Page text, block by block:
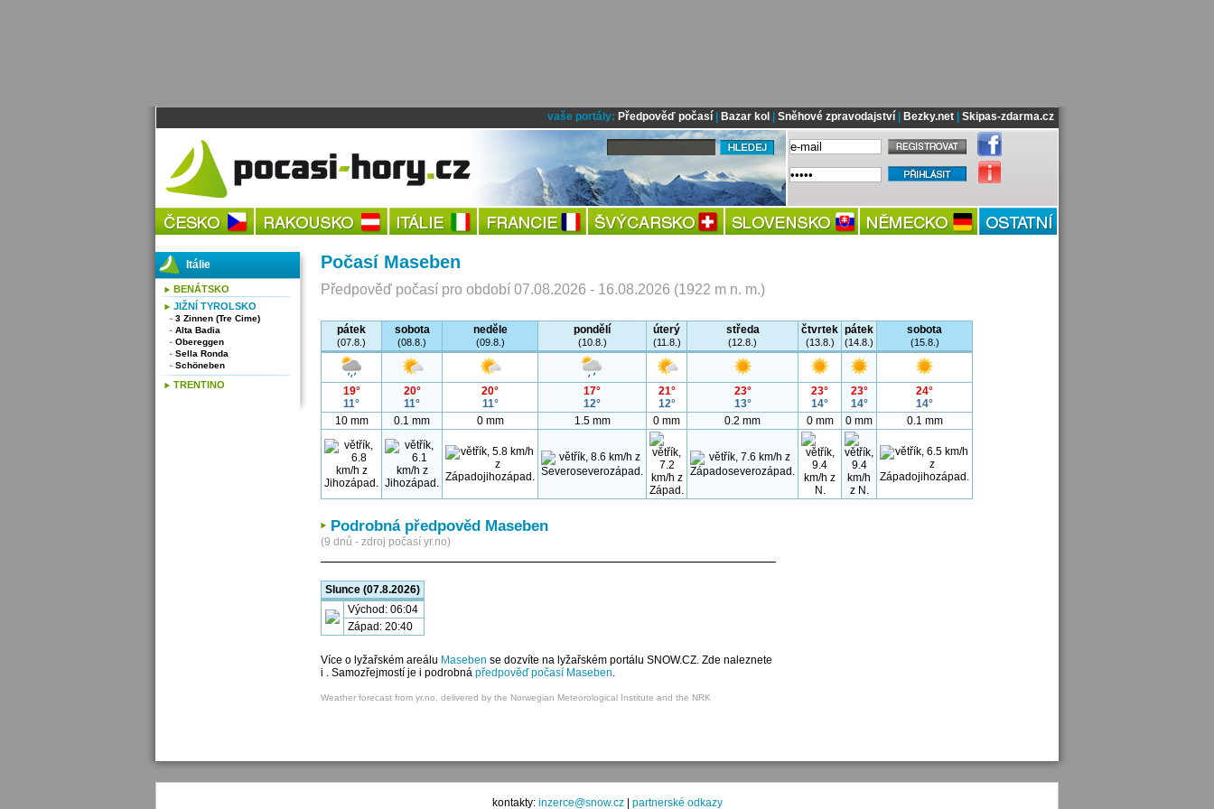
vaše portály: Předpověď počasí| Bazar kol Sněhové zpravodajství| Bezky.net| Skipas-zdarma.cz
Počasí Maseben
Předpověď počasí pro období 07.08.2026 - 16.08.2026 (1922 m n. m.)
pátek
(07.8.)
sobota
(08.8.)
neděle
(09.8.)
pondělí
(10.8.)
úterý
(11.8.)
středa
(12.8.)
čtvrtek
(13.8.)
pátek
(14.8.)
sobota
(15.8.)
19°
11°
20°
11°
20°
11°
17°
12°
21°
12°
23°
13°
23°
14°
23°
14°
24°
14°
10 mm
0.1 mm 0 mm 1.5 mm 0 mm 0.2 mm 0 mm 0 mm 0.1 mm
Podrobná předpověd Maseben
(9 dnů - zdroj počasí yr.no)
Slunce (07.8.2026)
Východ: 06:04
Západ: 20:40
Více o lyžařském areálu Maseben se dozvíte na lyžařském portálu SNOW.CZ. Zde naleznete
i . Samozřejmostí je i podrobná předpověď počasí Maseben.
Weather forecast from yr.no, delivered by the Norwegian Meteorological Institute and the NRK
Itálie
BENÁTSKO
JIŽNÍ TYROLSKO
3 Zinnen (Tre Cime)
Alta Badia
Obereggen
Sella Ronda
Schöneben
TRENTINO
kontakty: inzerce@snow.cz| partnerské odkazy